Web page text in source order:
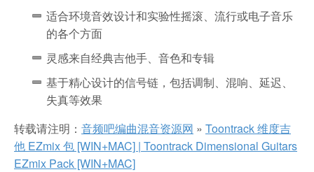
适合环境音效设计和实验性摇滚、流行或电子音乐
的各个方面
灵感来自经典吉他手、音色和专辑
基于精心设计的信号链，包括调制、混响、延迟、
失真等效果
转载请注明： 音频吧编曲混音资源网 » Toontrack 维度吉
他 EZmix 包 [WIN+MAC] | Toontrack Dimensional Guitars
EZmix Pack [WIN+MAC]